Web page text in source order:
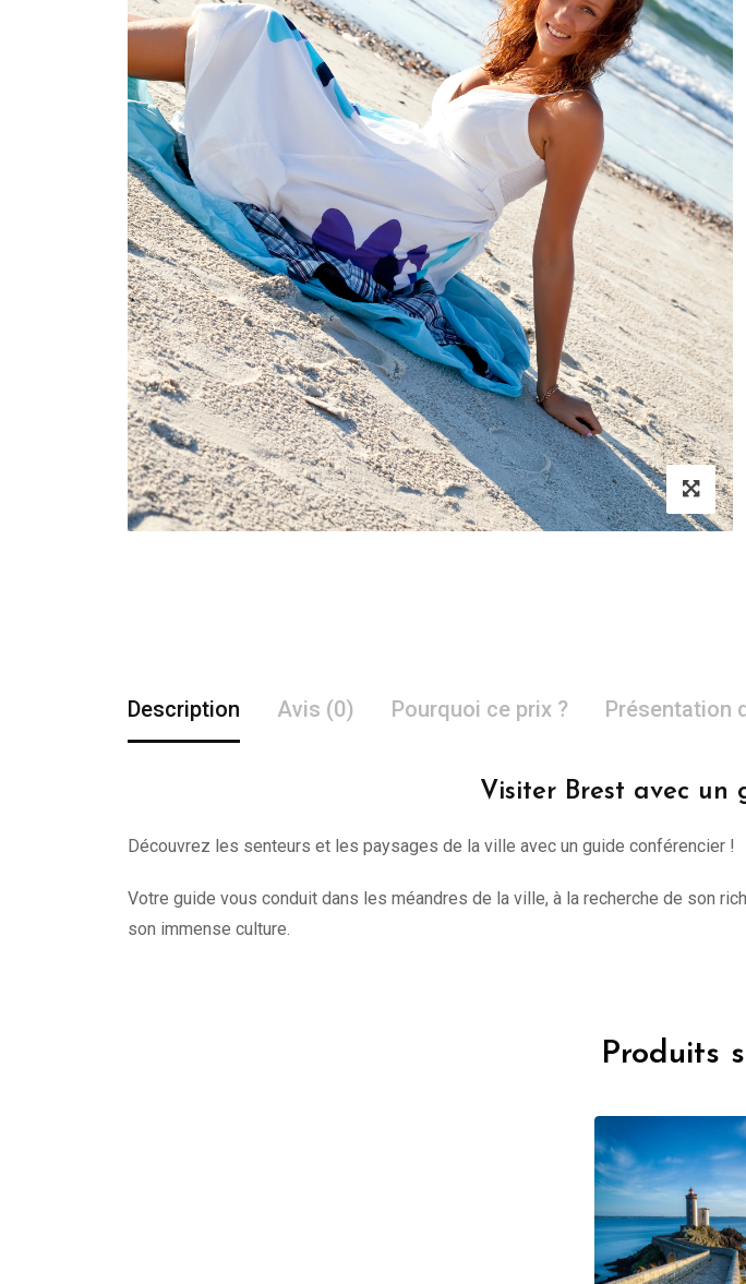
Description Avis (0) Pourquoi ce prix ? Présentation
Visiter Brest avec un
Découvrez les senteurs et les paysages de la ville avec un guide conférencier !
Votre guide vous conduit dans les méandres de la ville, à la recherche de son
son immense culture.
Produits